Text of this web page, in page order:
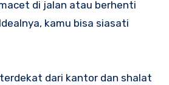
di jalan atau berhenti
kamu bisa siasati
dari kantor dan shalat